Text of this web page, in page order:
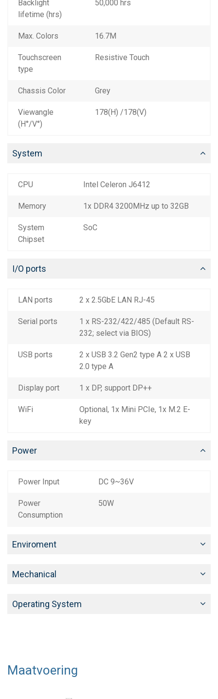
Backlight
lifetime (hrs)
50,000 hrs
Max. Colors 16.7M
Touchscreen
type
Resistive Touch
Chassis Color Grey
Viewangle
(H°/V°)
178(H) /178(V)
System
CPU Intel Celeron J6412
Memory 1x DDR4 3200MHz up to 32GB
System
Chipset
SoC
I/O ports
LAN ports 2 x 2.5GbE LAN RJ-45
Serial ports
1 x RS-232/422/485 (Default RS-
232; select via BIOS)
USB ports
2 x USB 3.2 Gen2 type A 2 x USB
2.0 type A
Display port 1 x DP, support DP++
WiFi
Optional, 1x Mini PCIe, 1x M.2 E-
key
Power
Power Input DC 9~36V
Power
Consumption
50W
Enviroment
Mechanical
Operating System
Maatvoering